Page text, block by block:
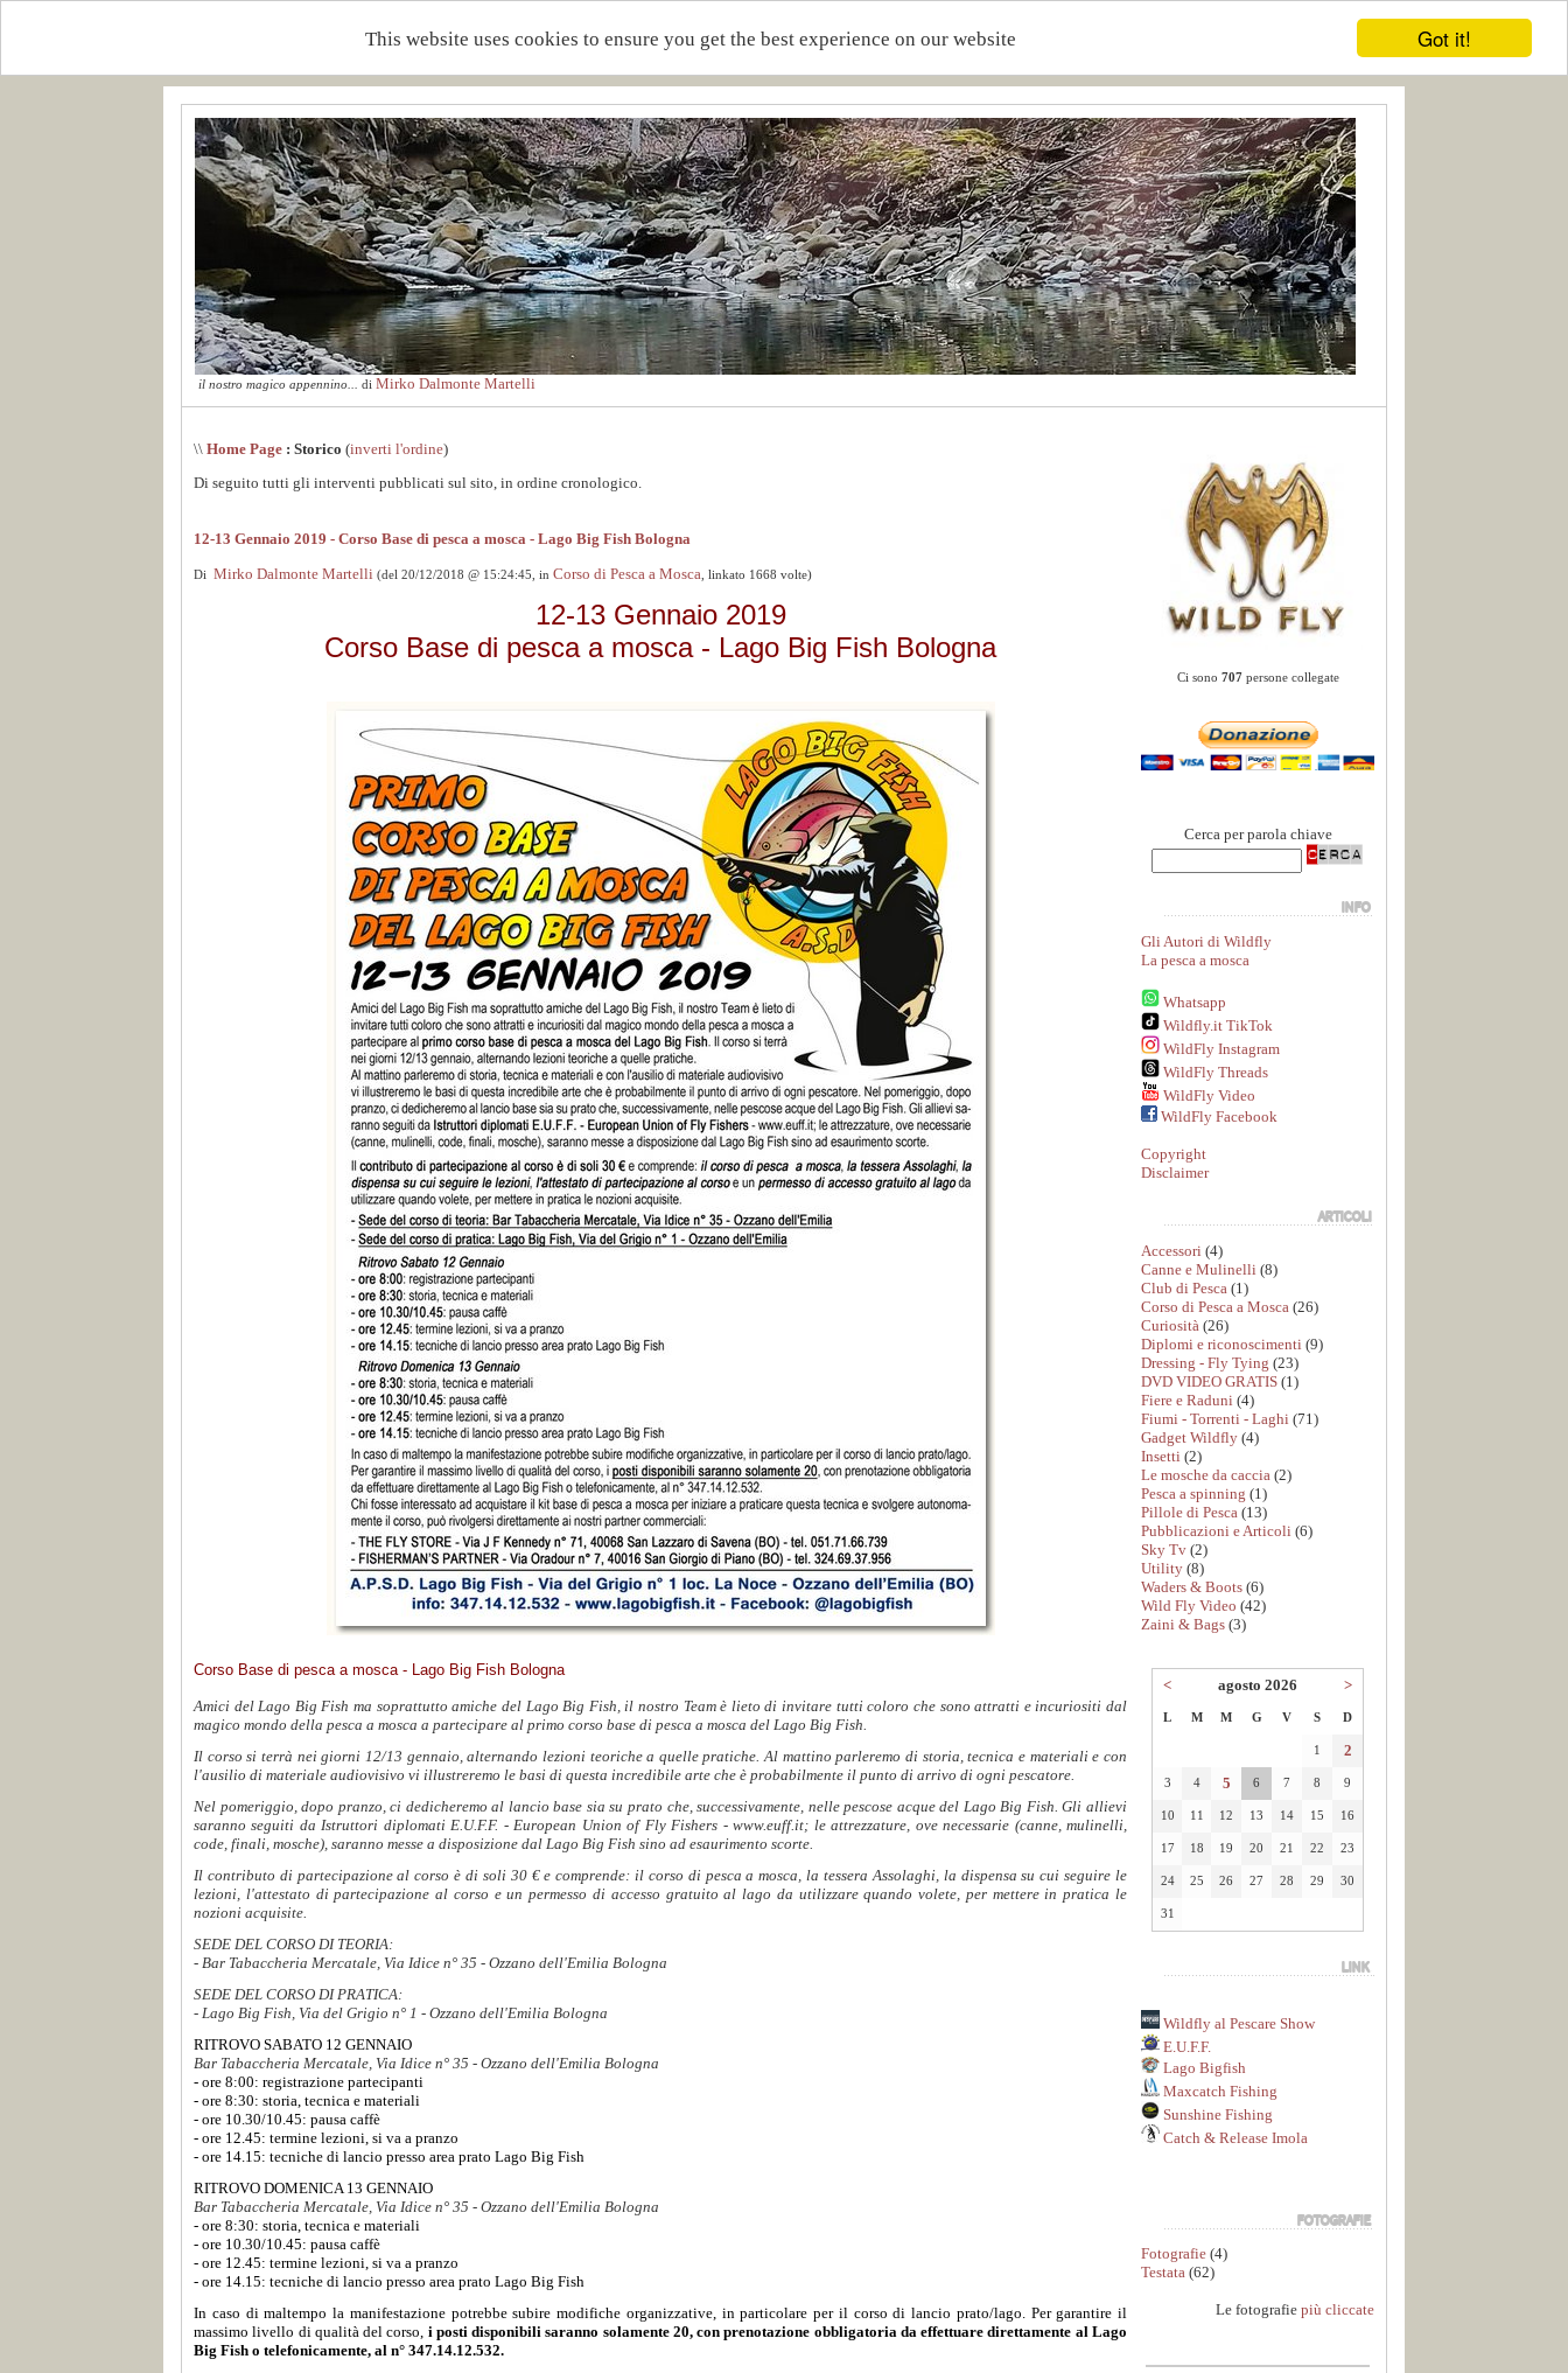
Got it!
This website uses cookies to ensure you get the best experience on our website
il nostro magico appennino... di Mirko Dalmonte Martelli
\\ Home Page : Storico (inverti l'ordine)
Di seguito tutti gli interventi pubblicati sul sito, in ordine cronologico.
12-13 Gennaio 2019 - Corso Base di pesca a mosca - Lago Big Fish Bologna
Di Mirko Dalmonte Martelli (del 20/12/2018 @ 15:24:45, in Corso di Pesca a Mosca , linkato 1668 volte)
12-13 Gennaio 2019
Corso Base di pesca a mosca - Lago Big Fish Bologna
Corso Base di pesca a mosca - Lago Big Fish Bologna
Amici del Lago Big Fish ma soprattutto amiche del Lago Big Fish, il nostro Team è lieto di invitare tutti coloro che sono attratti e incuriositi dal
magico mondo della pesca a mosca a partecipare al primo corso base di pesca a mosca del Lago Big Fish.
Il corso si terrà nei giorni 12/13 gennaio, alternando lezioni teoriche a quelle pratiche. Al mattino parleremo di storia, tecnica e materiali e con
l'ausilio di materiale audiovisivo vi illustreremo le basi di questa incredibile arte che è probabilmente il punto di arrivo di ogni pescatore.
Nel pomeriggio, dopo pranzo, ci dedicheremo al lancio base sia su prato che, successivamente, nelle pescose acque del Lago Big Fish. Gli allievi
saranno seguiti da Istruttori diplomati E.U.F.F. - European Union of Fly Fishers - www.euff.it; le attrezzature, ove necessarie (canne, mulinelli,
code, finali, mosche), saranno messe a disposizione dal Lago Big Fish sino ad esaurimento scorte.
Il contributo di partecipazione al corso è di soli 30 € e comprende: il corso di pesca a mosca, la tessera Assolaghi, la dispensa su cui seguire le
lezioni, l'attestato di partecipazione al corso e un permesso di accesso gratuito al lago da utilizzare quando volete, per mettere in pratica le
nozioni acquisite.
SEDE DEL CORSO DI TEORIA:
- Bar Tabaccheria Mercatale, Via Idice n° 35 - Ozzano dell'Emilia Bologna
SEDE DEL CORSO DI PRATICA:
- Lago Big Fish, Via del Grigio n° 1 - Ozzano dell'Emilia Bologna
RITROVO SABATO 12 GENNAIO
Bar Tabaccheria Mercatale, Via Idice n° 35 - Ozzano dell'Emilia Bologna
- ore 8:00: registrazione partecipanti
- ore 8:30: storia, tecnica e materiali
- ore 10.30/10.45: pausa caffè
- ore 12.45: termine lezioni, si va a pranzo
- ore 14.15: tecniche di lancio presso area prato Lago Big Fish
RITROVO DOMENICA 13 GENNAIO
Bar Tabaccheria Mercatale, Via Idice n° 35 - Ozzano dell'Emilia Bologna
- ore 8:30: storia, tecnica e materiali
- ore 10.30/10.45: pausa caffè
- ore 12.45: termine lezioni, si va a pranzo
- ore 14.15: tecniche di lancio presso area prato Lago Big Fish
In caso di maltempo la manifestazione potrebbe subire modifiche organizzative, in particolare per il corso di lancio prato/lago. Per garantire il
massimo livello di qualità del corso, i posti disponibili saranno solamente 20, con prenotazione obbligatoria da effettuare direttamente al Lago
Big Fish o telefonicamente, al n° 347.14.12.532.
Ci sono 707 persone collegate
Cerca per parola chiave
Gli Autori di Wildfly
La pesca a mosca
Whatsapp
Wildfly.it TikTok
WildFly Instagram
WildFly Threads
WildFly Video
WildFly Facebook
Copyright
Disclaimer
Accessori (4)
Canne e Mulinelli (8)
Club di Pesca (1)
Corso di Pesca a Mosca (26)
Curiosità (26)
Diplomi e riconoscimenti (9)
Dressing - Fly Tying (23)
DVD VIDEO GRATIS (1)
Fiere e Raduni (4)
Fiumi - Torrenti - Laghi (71)
Gadget Wildfly (4)
Insetti (2)
Le mosche da caccia (2)
Pesca a spinning (1)
Pillole di Pesca (13)
Pubblicazioni e Articoli (6)
Sky Tv (2)
Utility (8)
Waders & Boots (6)
Wild Fly Video (42)
Zaini & Bags (3)
< agosto 2026 >
L M M G V S D
1 2
3 4 5 6 7 8 9
10 11 12 13 14 15 16
17 18 19 20 21 22 23
24 25 26 27 28 29 30
31
Wildfly al Pescare Show
E.U.F.F.
Lago Bigfish
Maxcatch Fishing
Sunshine Fishing
Catch & Release Imola
Fotografie (4)
Testata (62)
Le fotografie più cliccate